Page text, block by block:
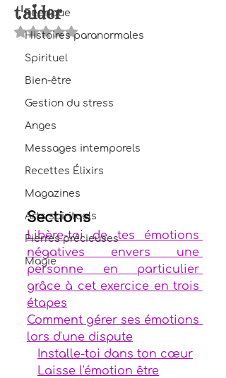
Féerique
Histoires paranormales
Spirituel
Bien-être
Gestion du stress
Anges
Messages intemporels
Recettes Élixirs
Magazines
Arts spirituels
Pierres précieuses
Magie
t'aider
Noté NaN étoiles sur 5.
Sections
Libère-toi de tes émotions
négatives envers une
personne en particulier
grâce à cet exercice en trois
étapes
Comment gérer ses émotions
lors d'une dispute
Installe-toi dans ton cœur
Laisse l'émotion être